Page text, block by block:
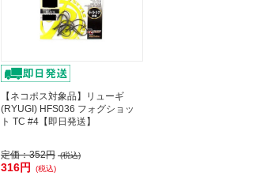
【ネコポス対象品】リューギ
(RYUGI) HFS036 フォグショッ
ト TC #4【即日発送】
定価：352円 (税込)
316円 (税込)